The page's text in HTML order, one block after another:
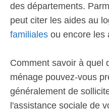
des départements.
peut citer les aides au
familiales ou encore les
Comment savoir à quel
ménage pouvez-vous
généralement de
l'assistance sociale de